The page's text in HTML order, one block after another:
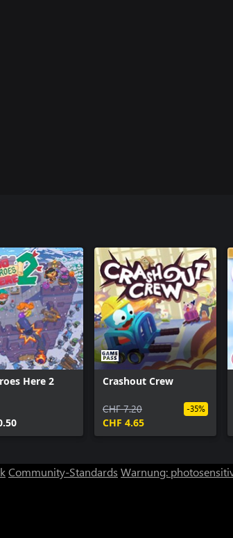
Here 2 Crashout Crew
CHF 7.20
CHF 4.65
-35%
Community-Standards Warnung: